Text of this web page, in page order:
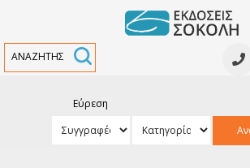
Κατάλογος
Εύρεση